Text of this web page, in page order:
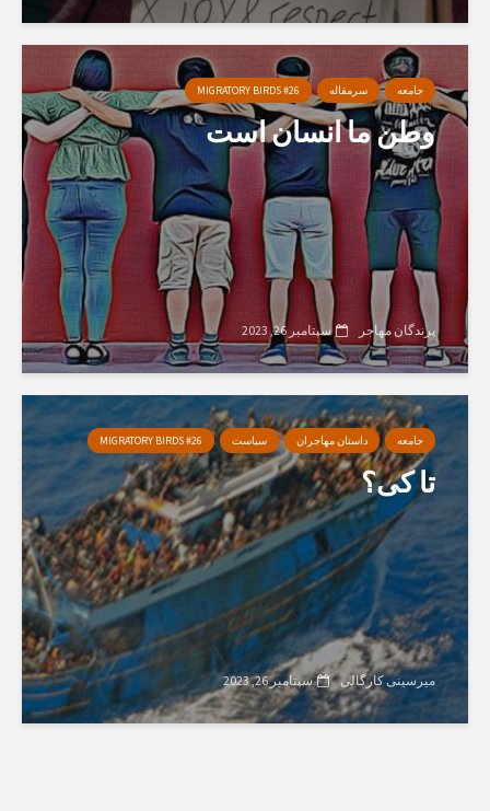
جامعه سرمقاله MIGRATORY BIRDS #26
وطن ما انسان است
پرندگان مهاجر سپتامبر 26, 2023
جامعه داستان مهاجران سیاست MIGRATORY BIRDS #26
تا کی؟
میرسینی کارگالی سپتامبر 26, 2023